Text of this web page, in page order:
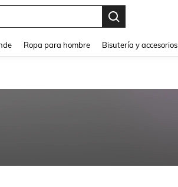
Ropa para hombre Bisutería y accesorios